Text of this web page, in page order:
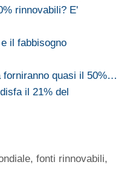
rinnovabili? E'
il fabbisogno
forniranno quasi il 50%…
il 21% del
,fonti rinnovabili,